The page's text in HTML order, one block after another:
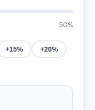
50%
+15% +20%